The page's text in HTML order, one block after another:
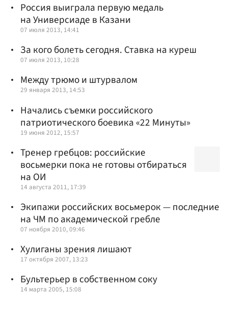
Россия выиграла первую медаль
на Универсиаде в Казани
07 июля 2013, 14:41
За кого болеть сегодня. Ставка на куреш
07 июля 2013, 10:28
Между трюмо и штурвалом
29 января 2013, 14:53
Начались съемки российского
патриотического боевика «22 Минуты»
19 июня 2012, 15:57
Тренер гребцов: российские
восьмерки пока не готовы отбираться
на ОИ
14 августа 2011, 17:39
Экипажи российских восьмерок — последние
на ЧМ по академической гребле
07 ноября 2010, 09:46
Хулиганы зрения лишают
17 октября 2007, 13:23
Бультерьер в собственном соку
14 марта 2005, 15:08